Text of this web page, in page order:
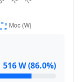
516 W (86.0%)